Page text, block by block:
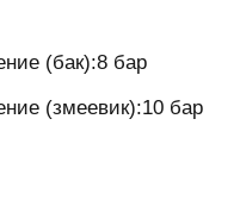
(бак):8 бар
(змеевик):10 бар